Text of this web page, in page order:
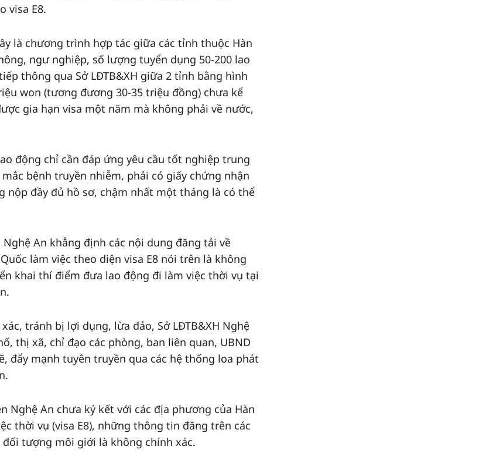
visa E8.
là chương trình hợp tác giữa các tỉnh thuộc Hàn
ngư nghiệp, số lượng tuyển dụng 50-200 lao
thông qua Sở LĐTB&XH giữa 2 tỉnh bằng hình
won (tương đương 30-35 triệu đồng) chưa kể
gia hạn visa một năm mà không phải về nước,
động chỉ cần đáp ứng yêu cầu tốt nghiệp trung
bệnh truyền nhiễm, phải có giấy chứng nhận
nộp đầy đủ hồ sơ, chậm nhất một tháng là có thể
An khẳng định các nội dung đăng tải về
làm việc theo diện visa E8 nói trên là không
khai thí điểm đưa lao động đi làm việc thời vụ tại
tránh bị lợi dụng, lừa đảo, Sở LĐTB&XH Nghệ
thị xã, chỉ đạo các phòng, ban liên quan, UBND
đẩy mạnh tuyên truyền qua các hệ thống loa phát
Nghệ An chưa ký kết với các địa phương của Hàn
thời vụ (visa E8), những thông tin đăng trên các
tượng môi giới là không chính xác.